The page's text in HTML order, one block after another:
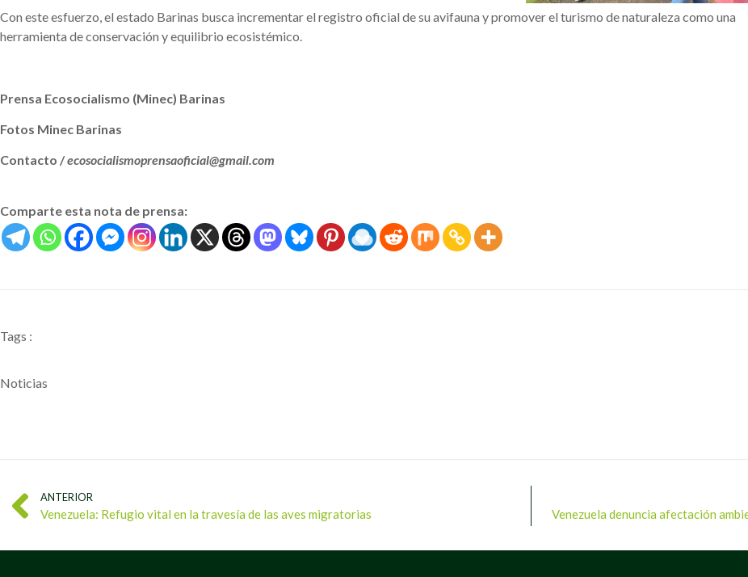
Con este esfuerzo, el estado Barinas busca incrementar el registro oficial de su avifauna y promover el turismo de naturaleza como una
herramienta de conservación y equilibrio ecosistémico.
Prensa Ecosocialismo (Minec) Barinas
Fotos Minec Barinas
Contacto /ecosocialismoprensaoficial@gmail.com
Comparte esta nota de prensa:
Tags :
Noticias
ANTERIOR
Venezuela: Refugio vital en la travesía de las aves migratorias Venezuela denuncia afectación